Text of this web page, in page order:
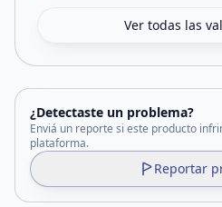
Ver todas las
¿Detectaste un problema?
Enviá un reporte si este producto
plataforma.
Reportar